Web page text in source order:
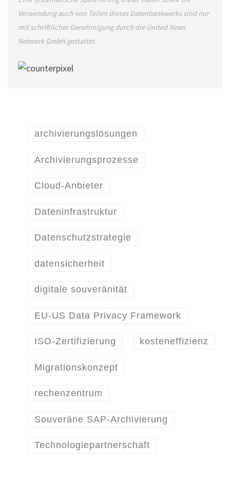
Verwendung auch von Teilen dieses Datenbankwerks sind nur
mit schriftlicher Genehmigung durch die United News
Network GmbH gestattet.
archivierungslösungen
Archivierungsprozesse
Cloud-Anbieter
Dateninfrastruktur
Datenschutzstrategie
datensicherheit
digitale souveränität
EU-US Data Privacy Framework
ISO-Zertifizierung kosteneffizienz
Migrationskonzept
rechenzentrum
Souveräne SAP-Archivierung
Technologiepartnerschaft